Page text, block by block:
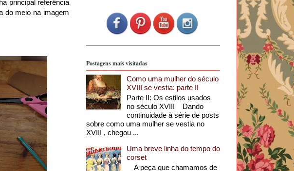
principal referência
do meio na imagem
Postagens mais visitadas
Como uma mulher do século
XVIII se vestia: parte II
Parte II: Os estilos usados
no século XVIII Dando
continuidade à série de posts
sobre como uma mulher se vestia no
XVIII , chegou ...
Uma breve linha do tempo do
corset
A peça que chamamos de